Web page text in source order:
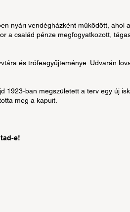
nyári vendégházként működött, ahol
a család pénze megfogyatkozott,
és trófeagyűjteménye. Udvarán
1923-ban megszületett a terv egy új
meg a kapuit.
e!